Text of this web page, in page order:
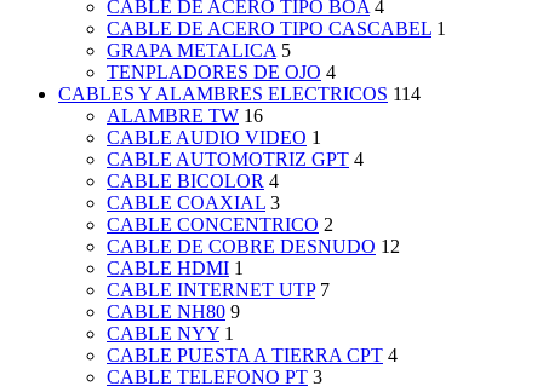
CABLE DE ACERO TIPO BOA 4
CABLE DE ACERO TIPO CASCABEL 1
GRAPA METALICA 5
TENPLADORES DE OJO 4
CABLES Y ALAMBRES ELECTRICOS 114
ALAMBRE TW 16
CABLE AUDIO VIDEO 1
CABLE AUTOMOTRIZ GPT 4
CABLE BICOLOR 4
CABLE COAXIAL 3
CABLE CONCENTRICO 2
CABLE DE COBRE DESNUDO 12
CABLE HDMI 1
CABLE INTERNET UTP 7
CABLE NH80 9
CABLE NYY 1
CABLE PUESTA A TIERRA CPT 4
CABLE TELEFONO PT 3